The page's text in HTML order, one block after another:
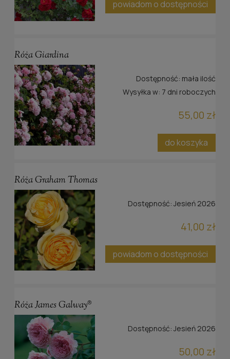
powiadom o dostępności
Róża Giardina
Dostępność: mała ilość
Wysyłka w: 7 dni roboczych
55,00 zł
do koszyka
Róża Graham Thomas
Dostępność: Jesień 2026
41,00 zł
powiadom o dostępności
Róża James Galway®
Dostępność: Jesień 2026
50,00 zł